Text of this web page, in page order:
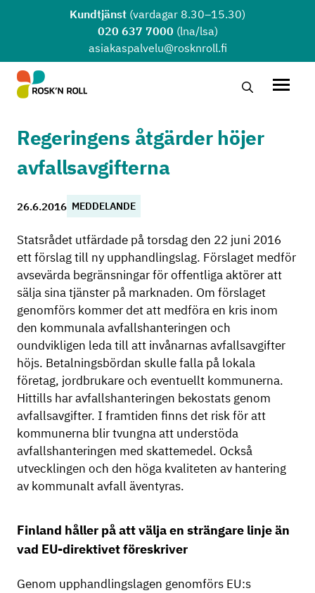
Hoppa till huvudinnehållet
Kundtjänst (vardagar 8.30–15.30)
020 637 7000 (lna/lsa)
asiakaspalvelu@rosknroll.fi
Sök …
Regeringens åtgärder höjer
avfallsavgifterna
26.6.2016 MEDDELANDE
Statsrådet utfärdade på torsdag den 22 juni 2016
ett förslag till ny upphandlingslag. Förslaget medför
avsevärda begränsningar för offentliga aktörer att
sälja sina tjänster på marknaden. Om förslaget
genomförs kommer det att medföra en kris inom
den kommunala avfallshanteringen och
oundvikligen leda till att invånarnas avfallsavgifter
höjs. Betalningsbördan skulle falla på lokala
företag, jordbrukare och eventuellt kommunerna.
Hittills har avfallshanteringen bekostats genom
avfallsavgifter. I framtiden finns det risk för att
kommunerna blir tvungna att understöda
avfallshanteringen med skattemedel. Också
utvecklingen och den höga kvaliteten av hantering
av kommunalt avfall äventyras.
Finland håller på att välja en strängare linje än
vad EU-direktivet föreskriver
Genom upphandlingslagen genomförs EU:s